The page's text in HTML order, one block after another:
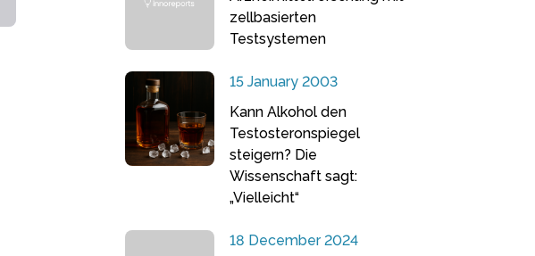
zellbasierten
Testsystemen
15 January 2003
Kann Alkohol den
Testosteronspiegel
steigern? Die
Wissenschaft sagt:
„Vielleicht“
18 December 2024